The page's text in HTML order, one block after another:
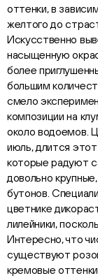
оттенки, в
желтого до
Искусственно
насыщенную
более
большим
смело
композиции на
около водоемов.
июль, длится
которые радуют
довольно
бутонов.
цветнике
лилейники,
Интересно, что
существуют
кремовые